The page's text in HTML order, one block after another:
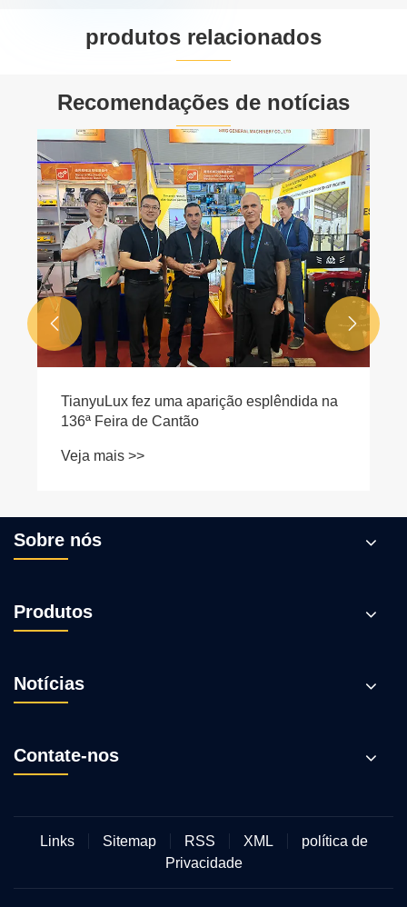
produtos relacionados
Recomendações de notícias
Que precauções devem ser tomadas ao
cobrar um caminhão de paletes elétricos?
Veja mais >>
 
Sobre nós
Produtos
Notícias
Contate-nos
Links Sitemap RSS XML
política de
Privacidade